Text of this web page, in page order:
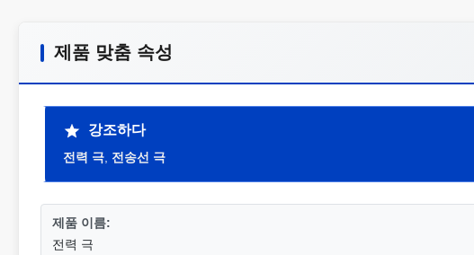
제품 맞춤 속성
강조하다
전력 극 전송선 극
제품 이름:
전력 극